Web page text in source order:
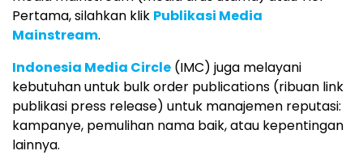
Pertama, silahkan klik Publikasi Media
Mainstream.
Indonesia Media Circle (IMC) juga melayani
kebutuhan untuk bulk order publications (ribuan link
publikasi press release) untuk manajemen reputasi:
kampanye, pemulihan nama baik, atau kepentingan
lainnya.